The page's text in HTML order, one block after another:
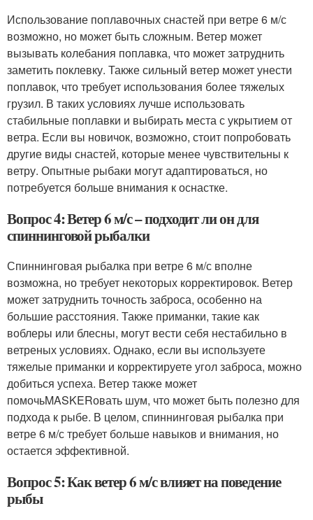
Использование поплавочных снастей при ветре 6 м/с
возможно, но может быть сложным. Ветер может
вызывать колебания поплавка, что может затруднить
заметить поклевку. Также сильный ветер может унести
поплавок, что требует использования более тяжелых
грузил. В таких условиях лучше использовать
стабильные поплавки и выбирать места с укрытием от
ветра. Если вы новичок, возможно, стоит попробовать
другие виды снастей, которые менее чувствительны к
ветру. Опытные рыбаки могут адаптироваться, но
потребуется больше внимания к оснастке.
Вопрос 4: Ветер 6 м/с – подходит ли он для
спиннинговой рыбалки
Спиннинговая рыбалка при ветре 6 м/с вполне
возможна, но требует некоторых корректировок. Ветер
может затруднить точность заброса, особенно на
большие расстояния. Также приманки, такие как
воблеры или блесны, могут вести себя нестабильно в
ветреных условиях. Однако, если вы используете
тяжелые приманки и корректируете угол заброса, можно
добиться успеха. Ветер также может
помочьMASKERовать шум, что может быть полезно для
подхода к рыбе. В целом, спиннинговая рыбалка при
ветре 6 м/с требует больше навыков и внимания, но
остается эффективной.
Вопрос 5: Как ветер 6 м/с влияет на поведение
рыбы